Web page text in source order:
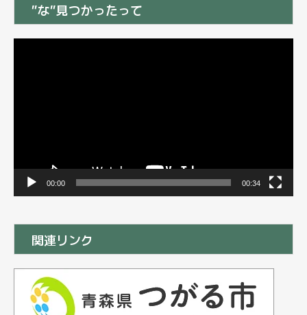
”な”見つかったって
動
00:00 00:34
関連リンク